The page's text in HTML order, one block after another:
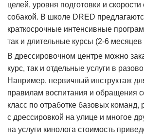
целей, уровня подготовки и
собакой. В школе DRED
краткосрочные интенсивные
так и длительные курсы (2-6 месяцев
В дрессировочном центре можно
курс, так и отдельные услуги в
Например, первичный инструктаж
правилам воспитания и обращения
класс по отработке базовых команд,
с дрессировкой на улице и многое
на услуги кинолога стоимость